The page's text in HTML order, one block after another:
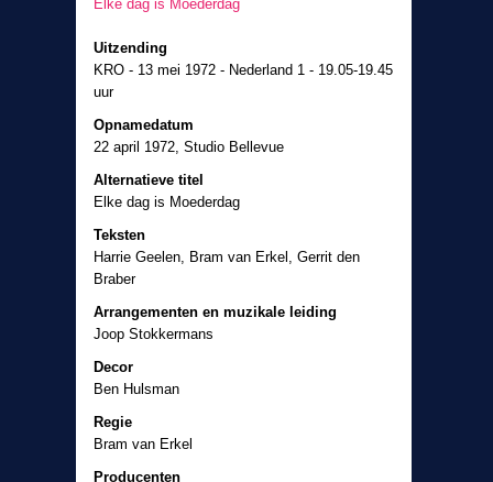
Elke dag is Moederdag
Uitzending
KRO - 13 mei 1972 - Nederland 1 - 19.05-19.45
uur
Opnamedatum
22 april 1972, Studio Bellevue
Alternatieve titel
Elke dag is Moederdag
Teksten
Harrie Geelen, Bram van Erkel, Gerrit den
Braber
Arrangementen en muzikale leiding
Joop Stokkermans
Decor
Ben Hulsman
Regie
Bram van Erkel
Producenten